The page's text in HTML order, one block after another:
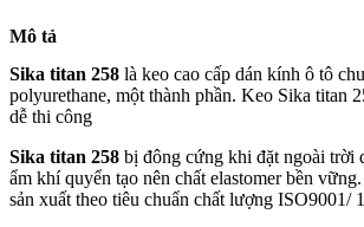
Mô tả
Sika titan 258 là keo cao cấp dán kính ô tô
polyurethane, một thành phần. Keo Sika titan
dễ thi công
Sika titan 258 bị đông cứng khi đặt ngoài trời
ẩm khí quyển tạo nên chất elastomer bền vững.
sản xuất theo tiêu chuẩn chất lượng ISO9001/